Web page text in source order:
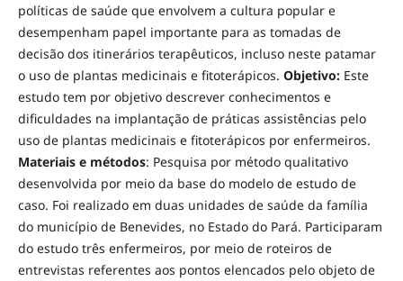
políticas de saúde que envolvem a cultura popular e
desempenham papel importante para as tomadas de
decisão dos itinerários terapêuticos, incluso neste patamar
o uso de plantas medicinais e fitoterápicos. Objetivo:Este
estudo tem por objetivo descrever conhecimentos e
dificuldades na implantação de práticas assistências pelo
uso de plantas medicinais e fitoterápicos por enfermeiros.
Materiais e métodos: Pesquisa por método qualitativo
desenvolvida por meio da base do modelo de estudo de
caso. Foi realizado em duas unidades de saúde da família
do município de Benevides, no Estado do Pará. Participaram
do estudo três enfermeiros, por meio de roteiros de
entrevistas referentes aos pontos elencados pelo objeto de